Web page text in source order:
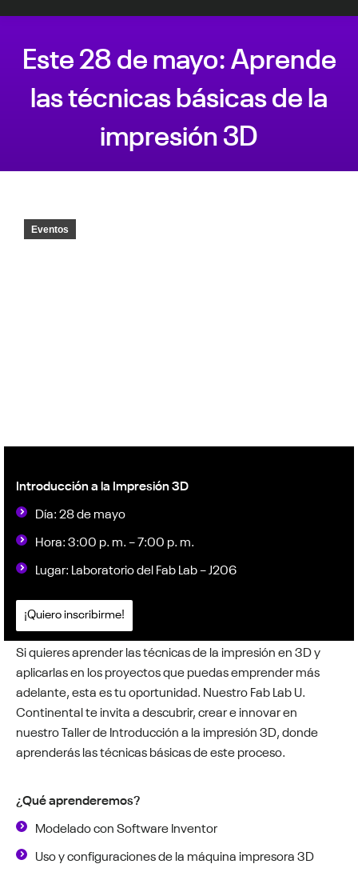
Este 28 de mayo: Aprende
las técnicas básicas de la
impresión 3D
Eventos
Introducción a la Impresión 3D
Día: 28 de mayo
Hora: 3:00 p. m. – 7:00 p. m.
Lugar: Laboratorio del Fab Lab – J206
¡Quiero inscribirme!
Si quieres aprender las técnicas de la impresión en 3D y
aplicarlas en los proyectos que puedas emprender más
adelante, esta es tu oportunidad. Nuestro Fab Lab U.
Continental te invita a descubrir, crear e innovar en
nuestro Taller de Introducción a la impresión 3D, donde
aprenderás las técnicas básicas de este proceso.
¿Qué aprenderemos?
Modelado con Software Inventor
Uso y configuraciones de la máquina impresora 3D